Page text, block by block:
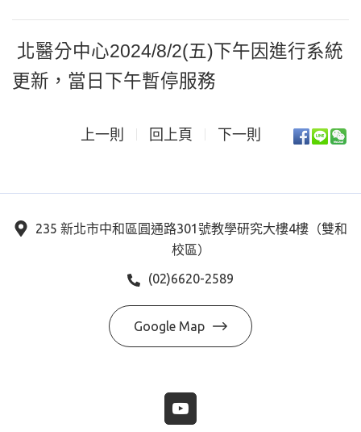
北醫分中心2024/8/2(五)下午因進行系統
更新，當日下午暫停服務
上一則 回上頁 下一則
235 新北市中和區圓通路301號教學研究大樓4樓（雙和
校區）
(02)6620-2589
Google Map